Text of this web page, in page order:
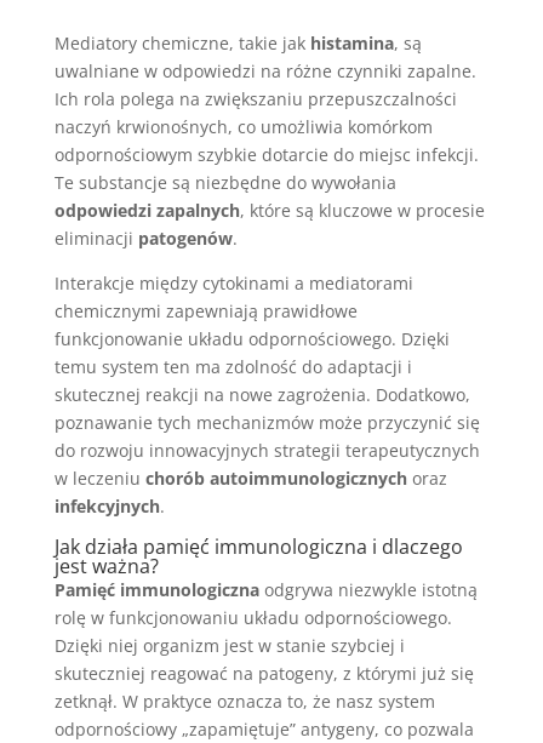
Mediatory chemiczne, takie jak histamina, są
uwalniane w odpowiedzi na różne czynniki zapalne.
Ich rola polega na zwiększaniu przepuszczalności
naczyń krwionośnych, co umożliwia komórkom
odpornościowym szybkie dotarcie do miejsc infekcji.
Te substancje są niezbędne do wywołania
odpowiedzi zapalnych, które są kluczowe w procesie
eliminacji patogenów.
Interakcje między cytokinami a mediatorami
chemicznymi zapewniają prawidłowe
funkcjonowanie układu odpornościowego. Dzięki
temu system ten ma zdolność do adaptacji i
skutecznej reakcji na nowe zagrożenia. Dodatkowo,
poznawanie tych mechanizmów może przyczynić się
do rozwoju innowacyjnych strategii terapeutycznych
w leczeniu chorób autoimmunologicznychoraz
infekcyjnych.
Jak działa pamięć immunologiczna i dlaczego
jest ważna?
Pamięć immunologicznaodgrywa niezwykle istotną
rolę w funkcjonowaniu układu odpornościowego.
Dzięki niej organizm jest w stanie szybciej i
skuteczniej reagować na patogeny, z którymi już się
zetknął. W praktyce oznacza to, że nasz system
odpornościowy „zapamiętuje” antygeny, co pozwala